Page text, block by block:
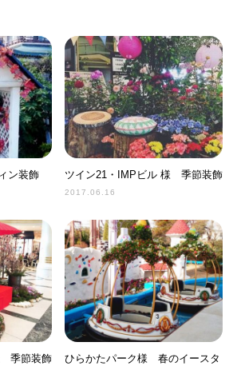
ン装飾 ツイン21・IMPビル 様 季節装飾
2017.06.16
季節装飾
ひらかたパーク様 春のイースタ